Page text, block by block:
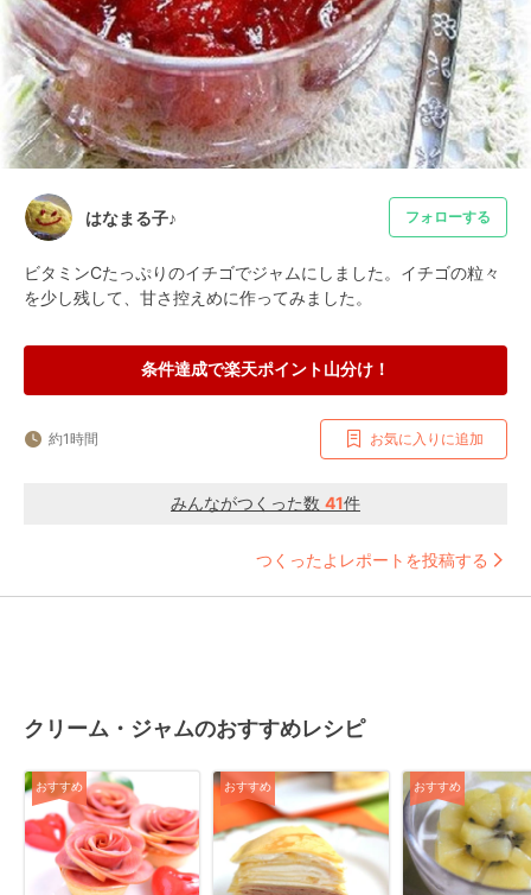
はなまる子♪ フォローする
ビタミンCたっぷりのイチゴでジャムにしました。イチゴの粒々
を少し残して、甘さ控えめに作ってみました。
条件達成で楽天ポイント山分け！
約1時間 お気に入りに追加
みんながつくった数 41件
つくったよレポートを投稿する
クリーム・ジャムのおすすめレシピ
おすすめ おすすめ おすすめ